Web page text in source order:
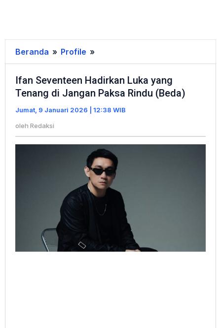
Beranda » Profile »
Seventeen
Hadirkan
Luka
yang
di
Jangan
Paksa
Rindu
(Beda)
Ifan Seventeen Hadirkan Luka yang
Tenang di Jangan Paksa Rindu (Beda)
Jumat, 9 Januari 2026 | 12:38 WIB
oleh Redaksi